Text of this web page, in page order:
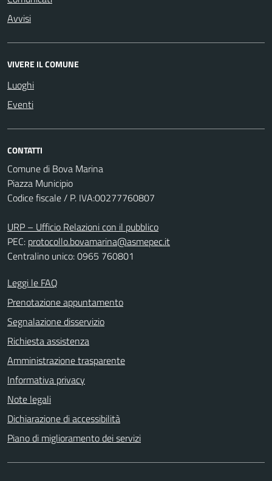
Avvisi
VIVERE IL COMUNE
Luoghi
Eventi
CONTATTI
Comune di Bova Marina
Piazza Municipio
Codice fiscale / P. IVA:00277760807
URP – Ufficio Relazioni con il pubblico
PEC: protocollo.bovamarina@asmepec.it
Centralino unico: 0965 760801
Leggi le FAQ
Prenotazione appuntamento
Segnalazione disservizio
Richiesta assistenza
Amministrazione trasparente
Informativa privacy
Note legali
Dichiarazione di accessibilità
Piano di miglioramento dei servizi